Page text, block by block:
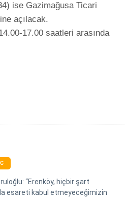
ise Gazimağusa Ticari
açılacak.
17.00 saatleri arasında
“Erenköy, hiçbir şart
esareti kabul etmeyeceğimizin